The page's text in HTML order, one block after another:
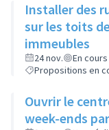
Installer des
sur les toits
immeubles
24 nov.
En
Propositions en
Ouvrir le
week-ends